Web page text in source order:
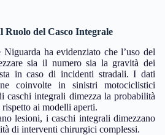
Ruolo del Casco Integrale
Niguarda ha evidenziato che l’uso del
sia il numero sia la gravità dei
in caso di incidenti stradali. I dati
coinvolte in sinistri motociclistici
caschi integrali dimezza la probabilità
ai modelli aperti.
lesioni, i caschi integrali dimezzano
di interventi chirurgici complessi.